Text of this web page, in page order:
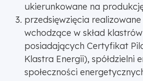
ukierunkowane na
przedsięwzięcia
wchodzące w skład
posiadających Certyfikat
Klastra Energii), spółdzielni
społeczności